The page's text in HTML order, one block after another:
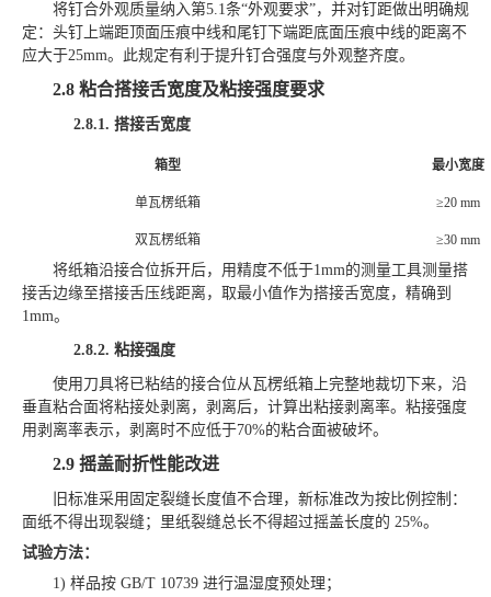
将钉合外观质量纳入第5.1条“外观要求”，并对钉距做出明确规
定：头钉上端距顶面压痕中线和尾钉下端距底面压痕中线的距离不
应大于25mm。此规定有利于提升钉合强度与外观整齐度。
2.8 粘合搭接舌宽度及粘接强度要求
2.8.1. 搭接舌宽度
箱型 最小宽度
单瓦楞纸箱 ≥20 mm
双瓦楞纸箱 ≥30 mm
将纸箱沿接合位拆开后，用精度不低于1mm的测量工具测量搭
接舌边缘至搭接舌压线距离，取最小值作为搭接舌宽度，精确到
1mm。
2.8.2. 粘接强度
使用刀具将已粘结的接合位从瓦楞纸箱上完整地裁切下来，沿
垂直粘合面将粘接处剥离，剥离后，计算出粘接剥离率。粘接强度
用剥离率表示，剥离时不应低于70%的粘合面被破坏。
2.9 摇盖耐折性能改进
旧标准采用固定裂缝长度值不合理，新标准改为按比例控制：
面纸不得出现裂缝；里纸裂缝总长不得超过摇盖长度的 25%。
试验方法：
1) 样品按 GB/T 10739 进行温湿度预处理；